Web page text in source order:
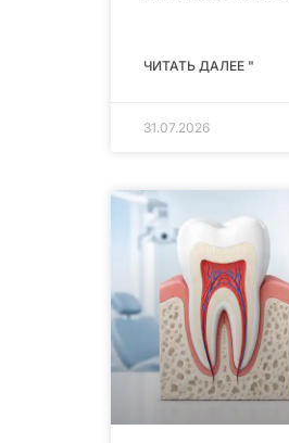
ЧИТАТЬ ДАЛЕЕ "
31.07.2026